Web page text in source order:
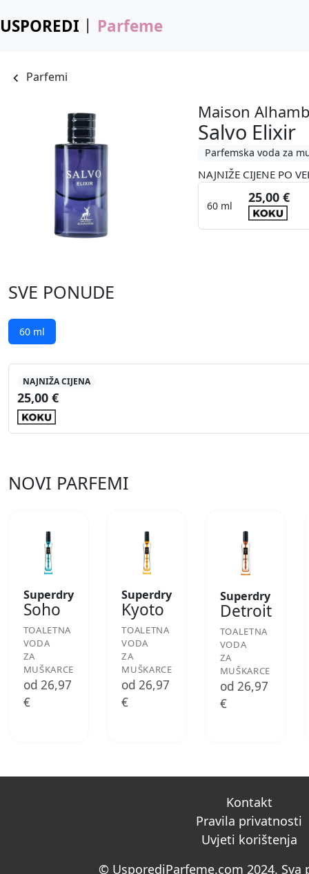
USPOREDI Parfeme
Parfemi
Maison
Salvo Elixir
Parfemska voda za
NAJNIŽE CIJENE PO
60 ml
25,00 €
SVE PONUDE
60 ml
NAJNIŽA CIJENA
25,00 €
NOVI PARFEMI
Superdry
Soho
TOALETNA
VODA
ZA
MUŠKARCE
od 26,97
€
Superdry
Kyoto
TOALETNA
VODA
ZA
MUŠKARCE
od 26,97
€
Superdry
Detroit
TOALETNA
VODA
ZA
MUŠKARCE
od 26,97
€
Kontakt
Pravila privatnosti
Uvjeti korištenja
© UsporediParfeme.com 2024. Sva